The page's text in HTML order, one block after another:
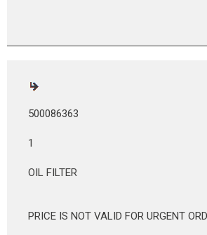
500086363
1
OIL FILTER
PRICE IS NOT VALID FOR URGENT